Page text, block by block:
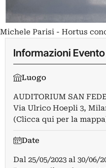
Michele Parisi - Hortus
Informazioni Evento
Luogo
AUDITORIUM SAN
Via Ulrico Hoepli 3,
(Clicca qui per la
Date
Dal 25/05/2023 al 30/06/